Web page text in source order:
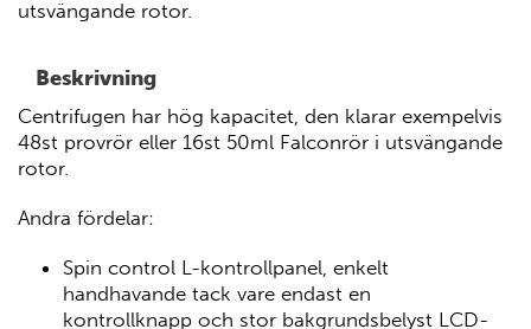
utsvängande rotor.
Beskrivning
Centrifugen har hög kapacitet, den klarar exempelvis
48st provrör eller 16st 50ml Falconrör i utsvängande
rotor.
Andra fördelar:
Spin control L-kontrollpanel, enkelt
handhavande tack vare endast en
kontrollknapp och stor bakgrundsbelyst LCD-